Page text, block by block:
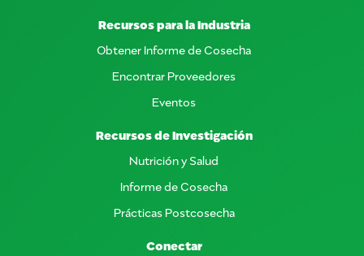
Recursos para la Industria
Obtener Informe de Cosecha
Encontrar Proveedores
Eventos
Recursos de Investigación
Nutrición y Salud
Informe de Cosecha
Prácticas Postcosecha
Conectar